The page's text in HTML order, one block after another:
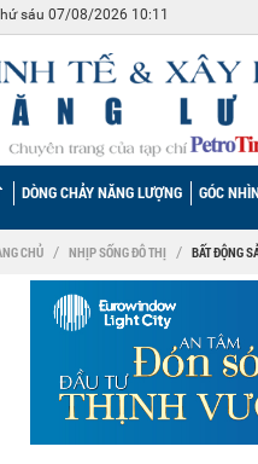
sáu 07/08/2026 10:11
DÒNG CHẢY NĂNG LƯỢNG GÓC
CHỦ / NHỊP SỐNG ĐÔ THỊ / BẤT ĐỘNG